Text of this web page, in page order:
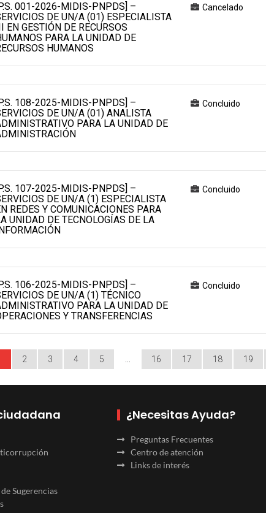
001-2026-MIDIS-PNPDS] –
DE UN/A (01) ESPECIALISTA
EN GESTIÓN DE RECURSOS
PARA LA UNIDAD DE
HUMANOS
Cancelado
108-2025-MIDIS-PNPDS] –
DE UN/A (01) ANALISTA
PARA LA UNIDAD DE
Concluido
107-2025-MIDIS-PNPDS] –
DE UN/A (1) ESPECIALISTA
REDES Y COMUNICACIONES PARA
UNIDAD DE TECNOLOGÍAS DE LA
Concluido
106-2025-MIDIS-PNPDS] –
DE UN/A (1) TÉCNICO
PARA LA UNIDAD DE
Y TRANSFERENCIAS
Concluido
2 3 4 5 16 17 18 19
Sugerencias
¿Necesitas Ayuda?
Preguntas Frecuentes
Centro de atención
Links de interés